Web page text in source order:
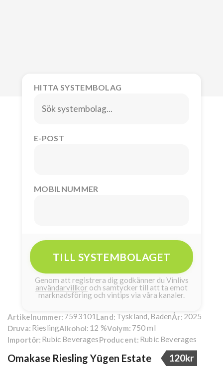
HITTA SYSTEMBOLAG
E-POST
MOBILNUMMER
TILL SYSTEMBOLAGET
Genom att registrera dig godkänner du Vinlivs
användarvillkor och samtycker till att ta emot
marknadsföring och vintips via våra kanaler.
Artikelnummer: 7593101 Land: Tyskland, BadenÅr: 2025
Druva: RieslingAlkohol: 12 %Volym: 750 ml
Importör: Rubic BeveragesProducent: Rubic Beverages
Omakase Riesling Yūgen Estate 120kr